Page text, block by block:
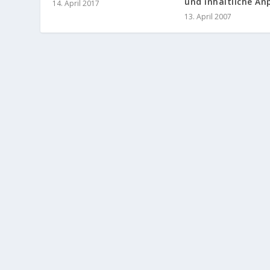
14. April 2017
13. April 2007